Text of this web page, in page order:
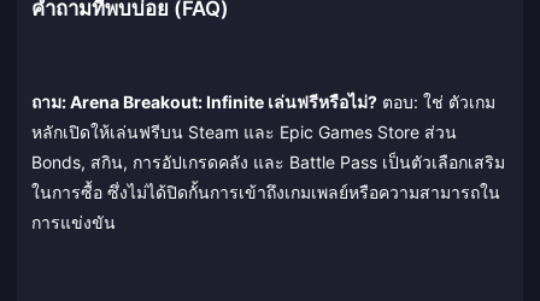
คำถามที่พบบ่อย (FAQ)
ถาม: Arena Breakout: Infinite เล่นฟรีหรือไม่? ตอบ: ใช่ ตัวเกม
หลักเปิดให้เล่นฟรีบน Steam และ Epic Games Store ส่วน
Bonds, สกิน, การอัปเกรดคลัง และ Battle Pass เป็นตัวเลือกเสริม
ในการซื้อ ซึ่งไม่ได้ปิดกั้นการเข้าถึงเกมเพลย์หรือความสามารถใน
การแข่งขัน